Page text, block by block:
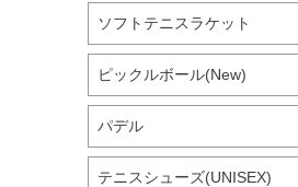
ソフトテニスラケット
ピックルボール(New)
パデル
テニスシューズ(UNISEX)